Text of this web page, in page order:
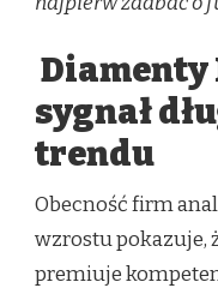
Diamenty
sygnał
trendu
Obecność firm
wzrostu pokazuje,
premiuje